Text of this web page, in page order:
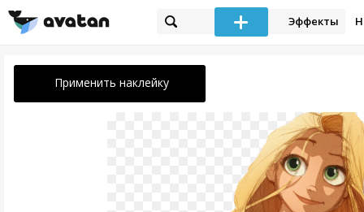
Эффекты
Применить наклейку